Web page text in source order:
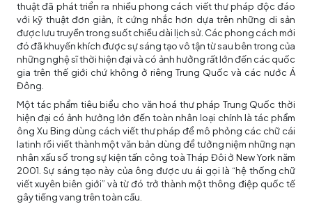
thuật đã phát triển ra nhiều phong cách viết thư pháp độc đáo
với kỹ thuật đơn giản, ít cứng nhắc hơn dựa trên những di sản
được lưu truyền trong suốt chiều dài lịch sử. Các phong cách mới
đó đã khuyến khích được sự sáng tạo vô tận từ sau bên trong của
những nghệ sĩ thời hiện đại và có ảnh hưởng rất lớn đến các quốc
gia trên thế giới chứ không ở riêng Trung Quốc và các nước Á
Đông.
Một tác phẩm tiêu biểu cho văn hoá thư pháp Trung Quốc thời
hiện đại có ảnh hưởng lớn đến toàn nhân loại chính là tác phẩm
ông Xu Bing dùng cách viết thư pháp để mô phỏng các chữ cái
latinh rồi viết thành một văn bản dùng để tưởng niệm những nạn
nhân xấu số trong sự kiện tấn công toà Tháp Đôi ở New York năm
2001. Sự sáng tạo này của ông được ưu ái gọi là “hệ thống chữ
viết xuyên biên giới” và từ đó trở thành một thông điệp quốc tế
gây tiếng vang trên toàn cầu.